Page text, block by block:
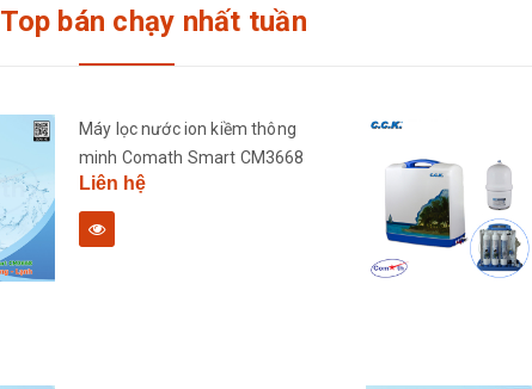
Top bán chạy nhất tuần
Máy lọc nước ion kiềm thông
minh Comath Smart CM3668
Liên hệ